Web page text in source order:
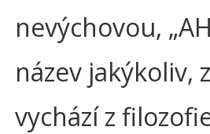
nevýchovou,
název jakýkoliv,
vychází z